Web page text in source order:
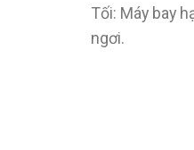
Tối: Máy bay
ngơi.